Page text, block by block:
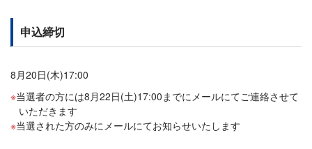
申込締切
8月20日(木)17:00
当選者の方には8月22日(土)17:00までにメールにてご連絡させて
いただきます
当選された方のみにメールにてお知らせいたします